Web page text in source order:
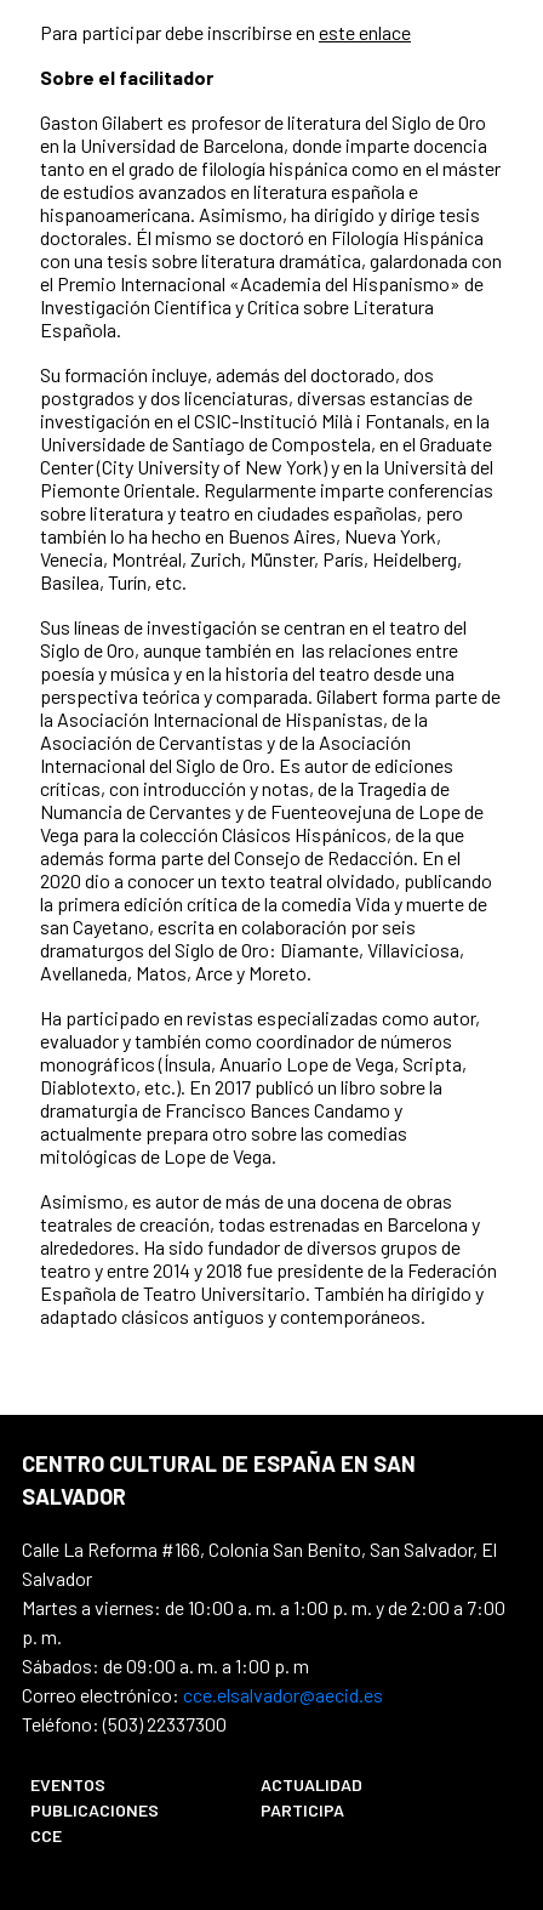
Para participar debe inscribirse en este enlace
Sobre el facilitador
Gaston Gilabert es profesor de literatura del Siglo de Oro
en la Universidad de Barcelona, donde imparte docencia
tanto en el grado de filología hispánica como en el máster
de estudios avanzados en literatura española e
hispanoamericana. Asimismo, ha dirigido y dirige tesis
doctorales. Él mismo se doctoró en Filología Hispánica
con una tesis sobre literatura dramática, galardonada con
el Premio Internacional «Academia del Hispanismo» de
Investigación Científica y Crítica sobre Literatura
Española.
Su formación incluye, además del doctorado, dos
postgrados y dos licenciaturas, diversas estancias de
investigación en el CSIC-Institució Milà i Fontanals, en la
Universidade de Santiago de Compostela, en el Graduate
Center (City University of New York) y en la Università del
Piemonte Orientale. Regularmente imparte conferencias
sobre literatura y teatro en ciudades españolas, pero
también lo ha hecho en Buenos Aires, Nueva York,
Venecia, Montréal, Zurich, Münster, París, Heidelberg,
Basilea, Turín, etc.
Sus líneas de investigación se centran en el teatro del
Siglo de Oro, aunque también en las relaciones entre
poesía y música y en la historia del teatro desde una
perspectiva teórica y comparada. Gilabert forma parte de
la Asociación Internacional de Hispanistas, de la
Asociación de Cervantistas y de la Asociación
Internacional del Siglo de Oro. Es autor de ediciones
críticas, con introducción y notas, de la Tragedia de
Numancia de Cervantes y de Fuenteovejuna de Lope de
Vega para la colección Clásicos Hispánicos, de la que
además forma parte del Consejo de Redacción. En el
2020 dio a conocer un texto teatral olvidado, publicando
la primera edición crítica de la comedia Vida y muerte de
san Cayetano, escrita en colaboración por seis
dramaturgos del Siglo de Oro: Diamante, Villaviciosa,
Avellaneda, Matos, Arce y Moreto.
Ha participado en revistas especializadas como autor,
evaluador y también como coordinador de números
monográficos (Ínsula, Anuario Lope de Vega, Scripta,
Diablotexto, etc.). En 2017 publicó un libro sobre la
dramaturgia de Francisco Bances Candamo y
actualmente prepara otro sobre las comedias
mitológicas de Lope de Vega.
Asimismo, es autor de más de una docena de obras
teatrales de creación, todas estrenadas en Barcelona y
alrededores. Ha sido fundador de diversos grupos de
teatro y entre 2014 y 2018 fue presidente de la Federación
Española de Teatro Universitario. También ha dirigido y
adaptado clásicos antiguos y contemporáneos.
CENTRO CULTURAL DE ESPAÑA EN SAN
SALVADOR
Calle La Reforma #166, Colonia San Benito, San Salvador, El
Salvador
Martes a viernes: de 10:00 a. m. a 1:00 p. m. y de 2:00 a 7:00
p. m.
Sábados: de 09:00 a. m. a 1:00 p. m
Correo electrónico: cce.elsalvador@aecid.es
Teléfono: (503) 22337300
EVENTOS
ACTUALIDAD
PUBLICACIONES
PARTICIPA
CCE